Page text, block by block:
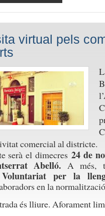
virtual pels
comercial al districte.
serà el dimecres24 de
Abelló. A més,
per la
en la
és lliure. Aforament